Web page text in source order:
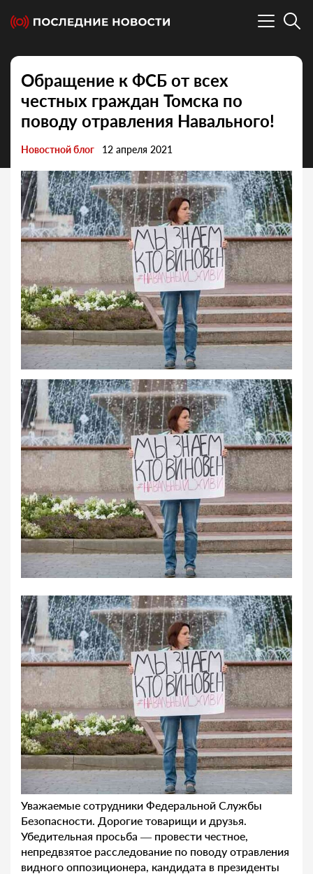
Обращение к ФСБ от всех
честных граждан Томска по
поводу отравления Навального!
Новостной блог 12 апреля 2021
Уважаемые сотрудники Федеральной Службы
Безопасности. Дорогие товарищи и друзья.
Убедительная просьба — провести честное,
непредвзятое расследование по поводу отравления
видного оппозиционера, кандидата в президенты